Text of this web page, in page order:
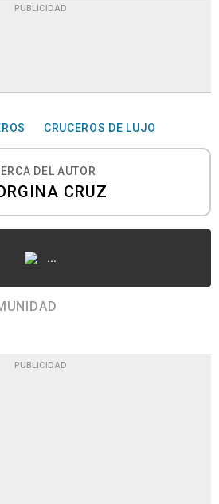
PUBLICIDAD
CRUCEROS DE LUJO
DEL AUTOR
CRUZ
...
PUBLICIDAD